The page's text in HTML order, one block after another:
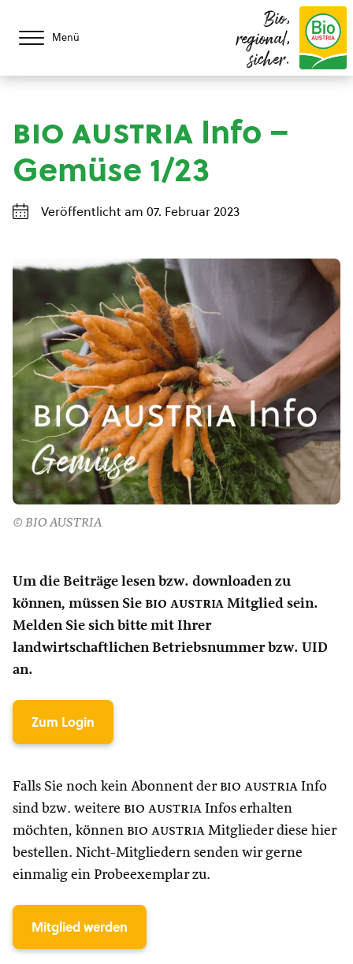
Menü
Bio,
regional,
sicher.
bio austria Info –
Gemüse 1/23
Veröffentlicht am 07. Februar 2023
© BIO AUSTRIA
Um die Beiträge lesen bzw. downloaden zu
können, müssen Sie bio austria Mitglied sein.
Melden Sie sich bitte mit Ihrer
landwirtschaftlichen Betriebsnummer bzw. UID
an.
Zum Login
Falls Sie noch kein Abonnent der bio austria Info
sind bzw. weitere bio austria Infos erhalten
möchten, können bio austria Mitglieder diese hier
bestellen. Nicht-Mitgliedern senden wir gerne
einmalig ein Probeexemplar zu.
Mitglied werden